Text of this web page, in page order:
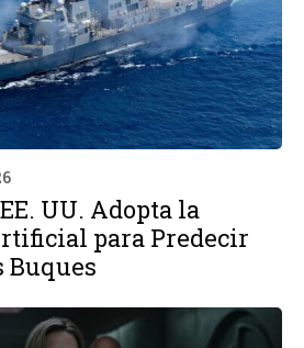
UU. Adopta la
para Predecir
Buques